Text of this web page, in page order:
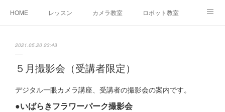
HOME レッスン カメラ教室 ロボット教室
2021.05.20 23:43
５月撮影会（受講者限定）
デジタル一眼カメラ講座、受講者の撮影会の案内です。
●いばらきフラワーパーク撮影会